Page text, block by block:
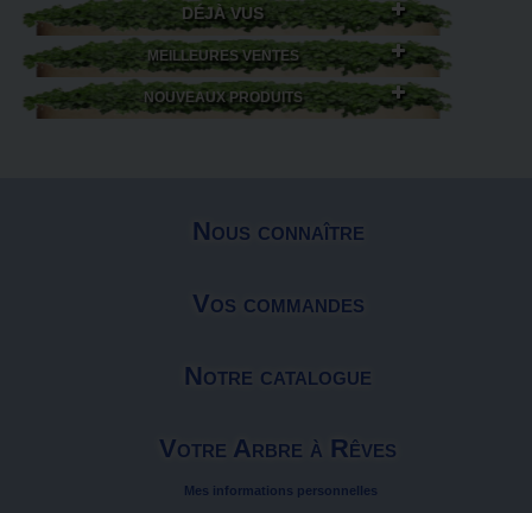
DÉJÀ VUS
MEILLEURES VENTES
NOUVEAUX PRODUITS
Nous connaître
Vos commandes
Notre catalogue
Votre Arbre à Rêves
Mes informations personnelles